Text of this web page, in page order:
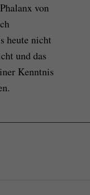
von
heute nicht
und das
Kenntnis